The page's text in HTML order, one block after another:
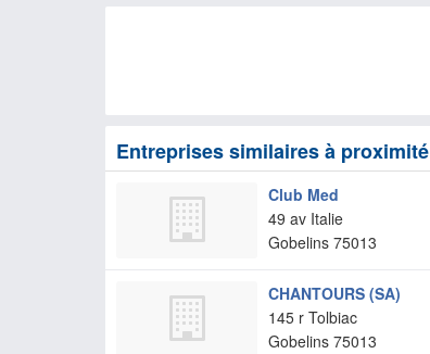
Entreprises similaires à proximité
Club Med
49 av Italie
Gobelins 75013
CHANTOURS (SA)
145 r Tolbiac
Gobelins 75013